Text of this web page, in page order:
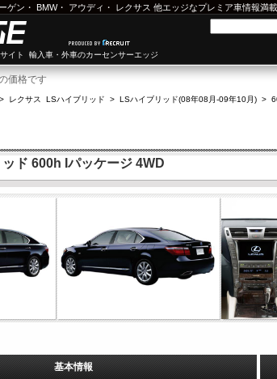
ゲン ・ BMW・ アウディ ・ レクサス 他エッジなプレミア車情報満載
イト 輸入車・外車のカーセンサーエッジ
価格です
レクサス LSハイブリッド > LSハイブリッド(08年08月-09年10月) >
ド 600h Iパッケージ 4WD
基本情報